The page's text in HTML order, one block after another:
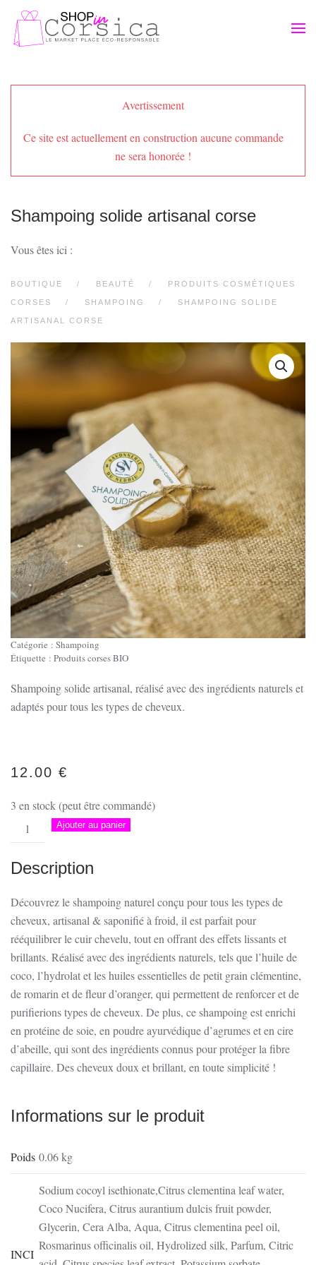
Passer au contenu principal
Avertissement
Ce site est actuellement en construction aucune commande
ne sera honorée !
Shampoing solide artisanal corse
Vous êtes ici :
BOUTIQUE BEAUTÉ PRODUITS COSMÉTIQUES
CORSES SHAMPOING SHAMPOING SOLIDE
ARTISANAL CORSE
Catégorie : Shampoing
Étiquette : Produits corses BIO
Shampoing solide artisanal, réalisé avec des ingrédients naturels et
adaptés pour tous les types de cheveux.
12.00 €
3 en stock (peut être commandé)
quantité
de
Shampoing
solide
artisanal
corse
Ajouter au panier
Description
Découvrez le shampoing naturel conçu pour tous les types de
cheveux, artisanal & saponifié à froid, il est parfait pour
rééquilibrer le cuir chevelu, tout en offrant des effets lissants et
brillants. Réalisé avec des ingrédients naturels, tels que l’huile de
coco, l’hydrolat et les huiles essentielles de petit grain clémentine,
de romarin et de fleur d’oranger, qui permettent de renforcer et de
purifierions types de cheveux. De plus, ce shampoing est enrichi
en protéine de soie, en poudre ayurvédique d’agrumes et en cire
d’abeille, qui sont des ingrédients connus pour protéger la fibre
capillaire. Des cheveux doux et brillant, en toute simplicité !
Informations sur le produit
Poids 0.06 kg
INCI
Sodium cocoyl isethionate,Citrus clementina leaf water,
Coco Nucifera, Citrus aurantium dulcis fruit powder,
Glycerin, Cera Alba, Aqua, Citrus clementina peel oil,
Rosmarinus officinalis oil, Hydrolized silk, Parfum, Citric